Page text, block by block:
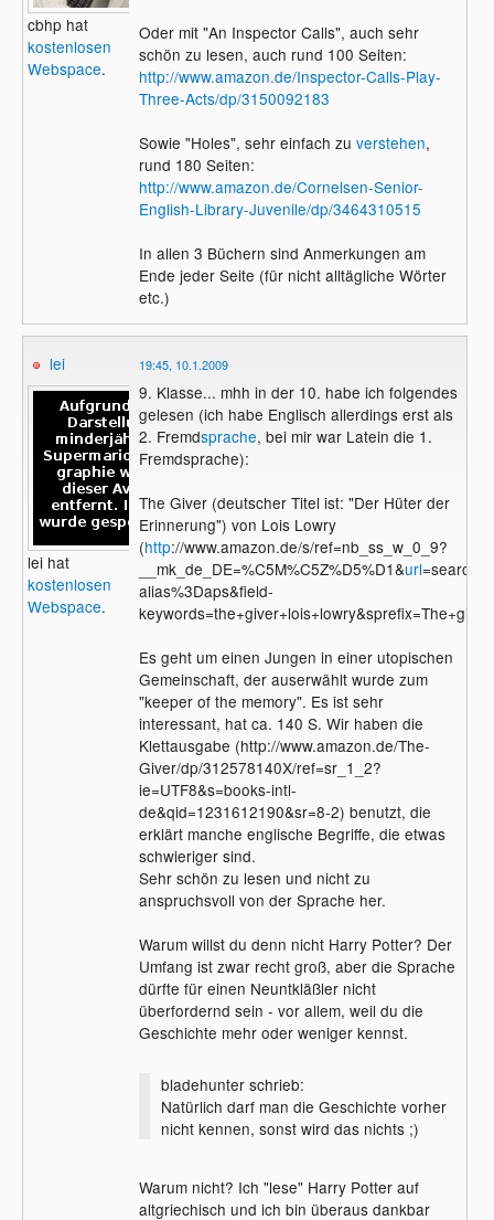
cbhp hat
kostenlosen
Webspace.
Oder mit "An Inspector Calls", auch sehr
schön zu lesen, auch rund 100 Seiten:
http://www.amazon.de/Inspector-Calls-Play-
Three-Acts/dp/3150092183
Sowie "Holes", sehr einfach zu verstehen,
rund 180 Seiten:
http://www.amazon.de/Cornelsen-Senior-
English-Library-Juvenile/dp/3464310515
In allen 3 Büchern sind Anmerkungen am
Ende jeder Seite (für nicht alltägliche Wörter
etc.)
lei
lei hat
kostenlosen
Webspace.
19:45, 10.1.2009
9. Klasse... mhh in der 10. habe ich folgendes
gelesen (ich habe Englisch allerdings erst als
2. Fremdsprache, bei mir war Latein die 1.
Fremdsprache):
The Giver (deutscher Titel ist: "Der Hüter der
Erinnerung") von Lois Lowry
(http://www.amazon.de/s/ref=nb_ss_w_0_9?
__mk_de_DE=%C5M%C5Z%D5%D1&url=search-
alias%3Daps&field-
Es geht um einen Jungen in einer utopischen
Gemeinschaft, der auserwählt wurde zum
"keeper of the memory". Es ist sehr
interessant, hat ca. 140 S. Wir haben die
Klettausgabe (http://www.amazon.de/The-
Giver/dp/312578140X/ref=sr_1_2?
ie=UTF8&s=books-intl-
de&qid=1231612190&sr=8-2) benutzt, die
erklärt manche englische Begriffe, die etwas
schwieriger sind.
Sehr schön zu lesen und nicht zu
anspruchsvoll von der Sprache her.
Warum willst du denn nicht Harry Potter? Der
Umfang ist zwar recht groß, aber die Sprache
dürfte für einen Neuntkläßler nicht
überfordernd sein - vor allem, weil du die
Geschichte mehr oder weniger kennst.
bladehunter schrieb:
Natürlich darf man die Geschichte vorher
nicht kennen, sonst wird das nichts ;)
Warum nicht? Ich "lese" Harry Potter auf
altgriechisch und ich bin überaus dankbar